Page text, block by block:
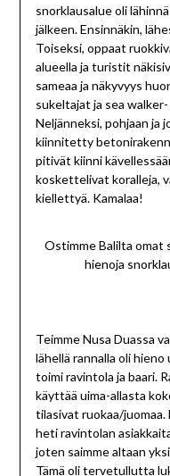
snorklausalue oli
jälkeen. Ensinnäkin,
Toiseksi, oppaat
alueella ja turistit
sameaa ja näkyvyys
sukeltajat ja sea
Neljänneksi, pohjaan ja
kiinnitetty
pitivät kiinni
koskettelivat koralleja,
kiellettyä. Kamalaa!
Ostimme Balilta
hienoja
Teimme Nusa Duassa
lähellä rannalla oli
toimi ravintola ja baari.
käyttää uima-allasta
tilasivat ruokaa/
heti ravintolan
joten saimme altaan
Tämä oli tervetullutta